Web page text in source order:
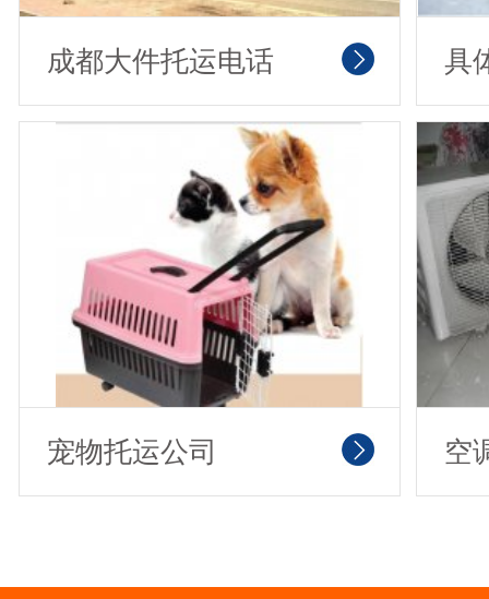
成都大件托运电话 具
宠物托运公司 空